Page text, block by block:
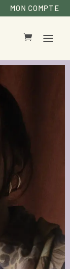
MON COMPTE